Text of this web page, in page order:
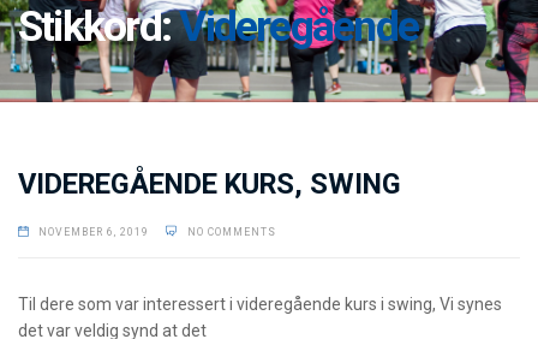
Stikkord:Videregående
VIDEREGÅENDE KURS, SWING
NOVEMBER 6, 2019 NO COMMENTS
Til dere som var interessert i videregående kurs i swing, Vi synes
det var veldig synd at det